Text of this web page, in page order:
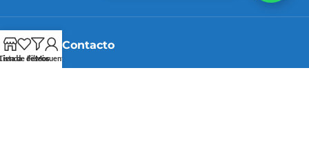
Tarjeta de Contacto
de deseos
Filtros
Mi cuenta